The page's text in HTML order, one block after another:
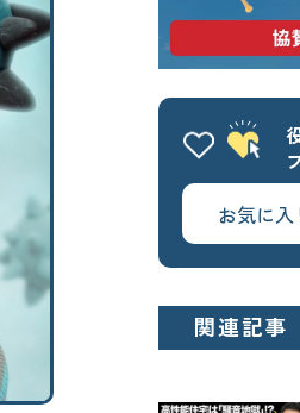
よく使われるキーワー
せやま基準
省エネ基準 C
付帯工事 換気
太陽光パネル
アルミ樹脂複合サ
コンテンツから探す
お気に
関連記事